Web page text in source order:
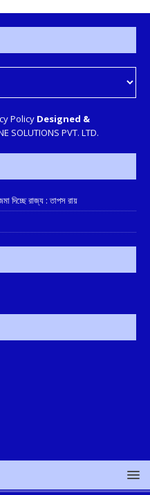
Policy Designed &
SOLUTIONS PVT. LTD.
দিচ্ছে রাজ্য : তাপস রায়